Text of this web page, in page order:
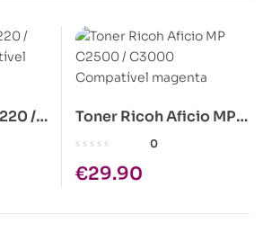
/
Toner Ricoh Aficio MP
C2500 / C3000
0
€29.90